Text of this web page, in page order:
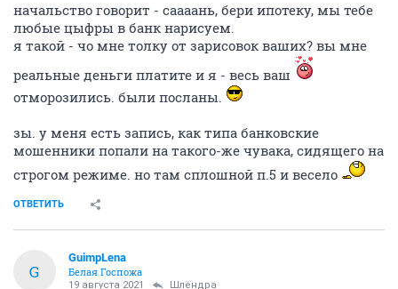
начальство говорит - саааань, бери ипотеку, мы тебе
любые цыфры в банк нарисуем.
я такой - чо мне толку от зарисовок ваших? вы мне
реальные деньги платите и я - весь ваш
отморозились. были посланы.
зы. у меня есть запись, как типа банковские
мошенники попали на такого-же чувака, сидящего на
строгом режиме. но там сплошной п.5 и весело
ОТВЕТИТЬ
G
GuimpLena
Белая Госпожа
19 августа 2021 Шлёндра